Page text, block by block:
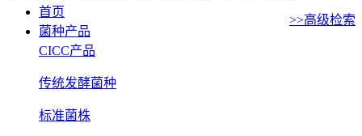
>>高级检索
首页
菌种产品
CICC产品
传统发酵菌种
标准菌株